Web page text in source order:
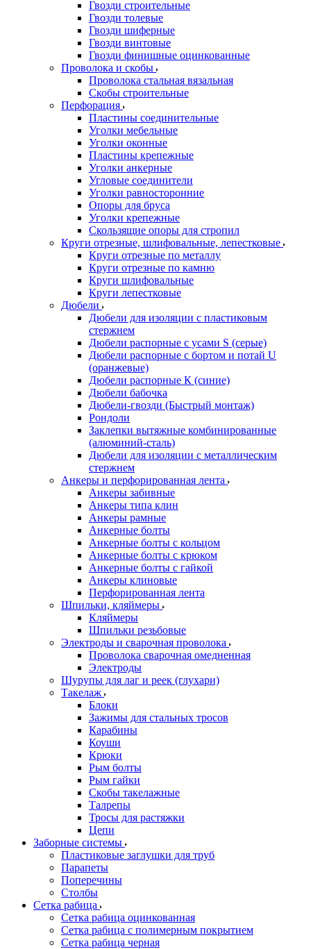
Гвозди строительные
Гвозди толевые
Гвозди шиферные
Гвозди винтовые
Гвозди финишные оцинкованные
Проволока и скобы
Проволока стальная вязальная
Скобы строительные
Перфорация
Пластины соединительные
Уголки мебельные
Уголки оконные
Пластины крепежные
Уголки анкерные
Угловые соединители
Уголки равносторонние
Опоры для бруса
Уголки крепежные
Скользящие опоры для стропил
Круги отрезные, шлифовальные, лепестковые
Круги отрезные по металлу
Круги отрезные по камню
Круги шлифовальные
Круги лепестковые
Дюбели
Дюбели для изоляции с пластиковым
стержнем
Дюбели распорные с усами S (серые)
Дюбели распорные c бортом и потай U
(оранжевые)
Дюбели распорные К (синие)
Дюбели бабочка
Дюбели-гвозди (Быстрый монтаж)
Рондоли
Заклепки вытяжные комбинированные
(алюминий-сталь)
Дюбели для изоляции с металлическим
стержнем
Анкеры и перфорированная лента
Анкеры забивные
Анкеры типа клин
Анкеры рамные
Анкерные болты
Анкерные болты с кольцом
Анкерные болты с крюком
Анкерные болты с гайкой
Анкеры клиновые
Перфорированная лента
Шпильки, кляймеры
Кляймеры
Шпильки резьбовые
Электроды и сварочная проволока
Проволока сварочная омедненная
Электроды
Шурупы для лаг и реек (глухари)
Такелаж
Блоки
Зажимы для стальных тросов
Карабины
Коуши
Крюки
Рым болты
Рым гайки
Скобы такелажные
Талрепы
Тросы для растяжки
Цепи
Заборные системы
Пластиковые заглушки для труб
Парапеты
Поперечины
Столбы
Сетка рабица
Сетка рабица оцинкованная
Сетка рабица с полимерным покрытием
Сетка рабица черная